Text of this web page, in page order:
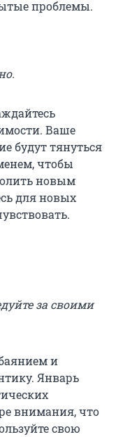
проблемы.
Ваше
будут тянуться
чтобы
новым
для новых
за своими
и
Январь
внимания, что
свою